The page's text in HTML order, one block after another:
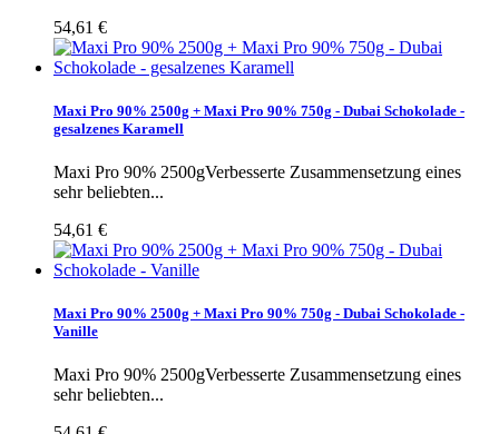
54,61 €
Maxi Pro 90% 2500g + Maxi Pro 90% 750g - Dubai Schokolade -
gesalzenes Karamell
Maxi Pro 90% 2500gVerbesserte Zusammensetzung eines
sehr beliebten...
54,61 €
Maxi Pro 90% 2500g + Maxi Pro 90% 750g - Dubai Schokolade -
Vanille
Maxi Pro 90% 2500gVerbesserte Zusammensetzung eines
sehr beliebten...